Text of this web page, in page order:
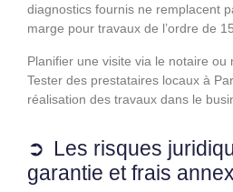
diagnostics fournis ne remplacent
marge pour travaux de l’ordre de
Planifier une visite via le notaire ou
Tester des prestataires locaux à
réalisation des travaux dans le
Les risques
garantie et frais